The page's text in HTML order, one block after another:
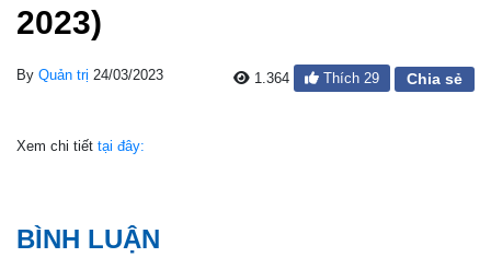
2023)
By Quản trị 24/03/2023 1.364 Thích 29 Chia sẻ
Xem chi tiết tại đây:
BÌNH LUẬN